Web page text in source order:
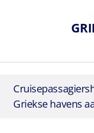
Griekse havens